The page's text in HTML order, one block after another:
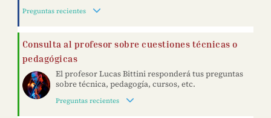
Preguntas recientes
Consulta al profesor sobre cuestiones técnicas o
pedagógicas
El profesor Lucas Bittini responderá tus preguntas
sobre técnica, pedagogía, cursos, etc.
Preguntas recientes